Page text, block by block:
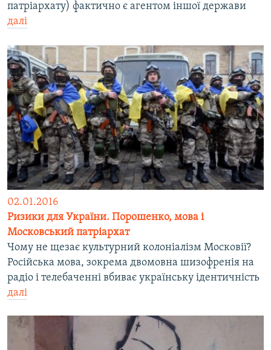
патріархату) фактично є агентом іншої держави
далі
02.01.2016
Ризики для України. Порошенко, мова і
Московський патріархат
Чому не щезає культурний колоніалізм Московії?
Російська мова, зокрема двомовна шизофренія на
радіо і телебаченні вбиває українську ідентичність
далі